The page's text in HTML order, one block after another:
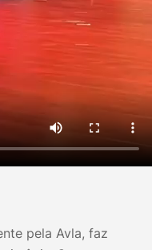
pela Avla, faz